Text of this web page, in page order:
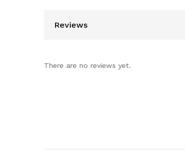
Reviews
There are no reviews yet.